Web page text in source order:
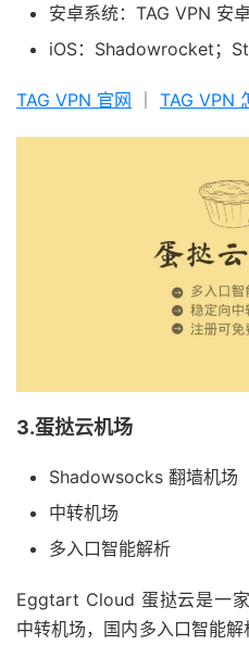
安卓系统：TAG VPN 安
iOS：Shadowrocket；
TAG VPN 官网 TAG VPN
3.蛋挞云机场
Shadowsocks 翻墙机场
中转机场
多入口智能解析
Eggtart Cloud 蛋挞云是一
中转机场，国内多入口智能